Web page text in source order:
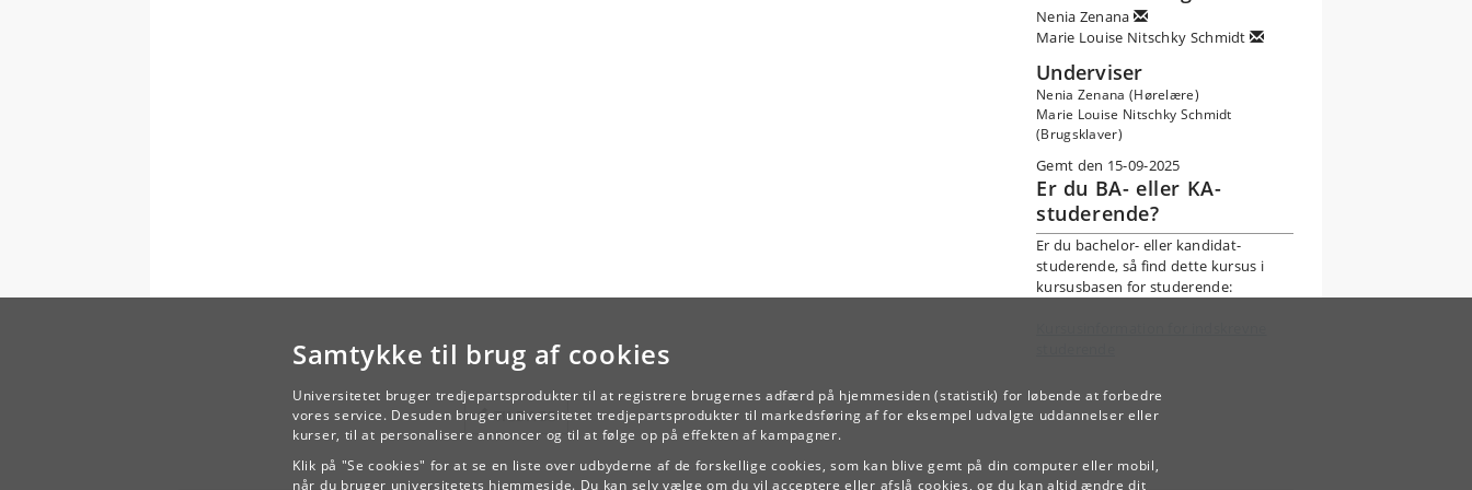
Samtykke til brug af cookies
Universitetet bruger tredjepartsprodukter til at registrere brugernes adfærd på hjemmesiden (statistik) for løbende at forbedre
vores service. Desuden bruger universitetet tredjepartsprodukter til markedsføring af for eksempel udvalgte uddannelser eller
kurser, til at personalisere annoncer og til at følge op på effekten af kampagner.
Klik på "Se cookies" for at se en liste over udbyderne af de forskellige cookies, som kan blive gemt på din computer eller mobil,
når du bruger universitetets hjemmeside. Du kan selv vælge om du vil acceptere eller afslå cookies, og du kan altid ændre dit
I undervisningen fokuseres på udvikling af egne instrumentale og kunstneriske
færdigheder, genre og stilkendskab og på musikalsk formidling gennem sang.
Klaver
musikledelse: læsning/omsætning af nodebillede o.lign, koordination, stilkundskab
Nenia Zenana
Marie Louise Nitschky Schmidt
Underviser
Nenia Zenana (Hørelære)
Marie Louise Nitschky Schmidt
(Brugsklaver)
Gemt den 15-09-2025
Er du BA- eller KA-
studerende?
Er du bachelor- eller kandidat-
studerende, så find dette kursus i
kursusbasen for studerende:
TILBAGE